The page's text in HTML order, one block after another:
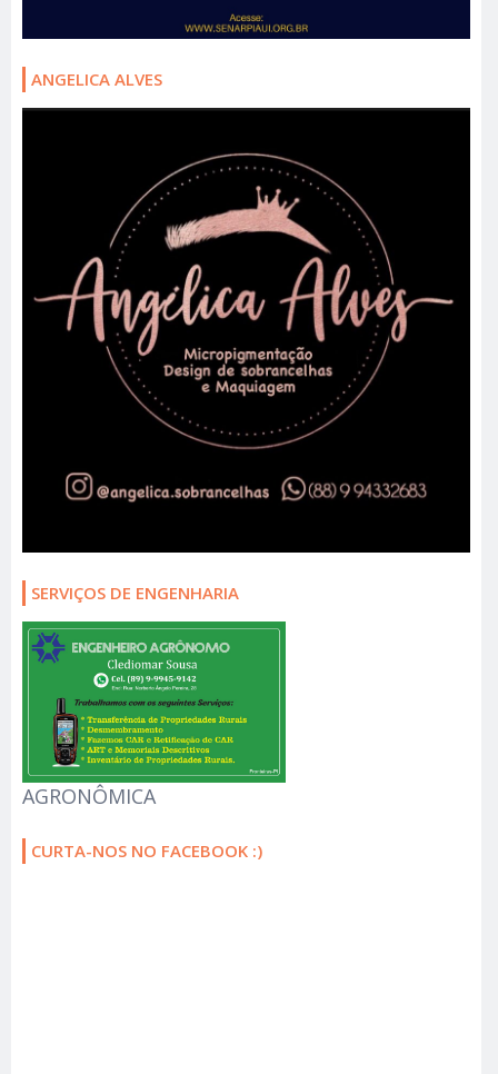
ANGELICA ALVES
SERVIÇOS DE ENGENHARIA
AGRONÔMICA
CURTA-NOS NO FACEBOOK :)